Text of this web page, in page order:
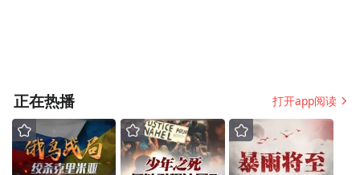
正在热播 打开app阅读